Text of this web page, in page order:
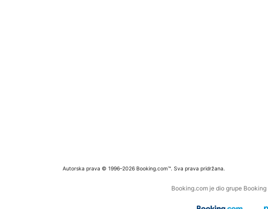
Autorska prava © 1996–2026 Booking.com™. Sva prava pridržana.
Booking.com je dio grupe